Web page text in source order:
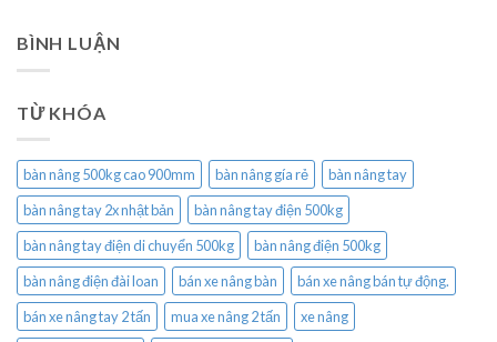
BÌNH LUẬN
TỪ KHÓA
bàn nâng 500kg cao 900mm bàn nâng gía rẻ
bàn nâng tay
bàn nâng tay 2x nhật bản
bàn nâng tay điện 500kg
bàn nâng tay điện di chuyển 500kg
bàn nâng điện 500kg
bàn nâng điện đài loan
bán xe nâng bàn
bán xe nâng bán tự động.
bán xe nâng tay 2 tấn
mua xe nâng 2 tấn
xe nâng